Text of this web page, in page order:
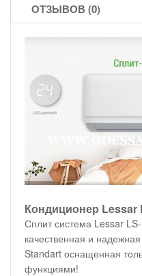
ОТЗЫВОВ (0)
Кондиционер Lessar
Сплит система Lessar
качественная и
Standart оснащенная
функциями!